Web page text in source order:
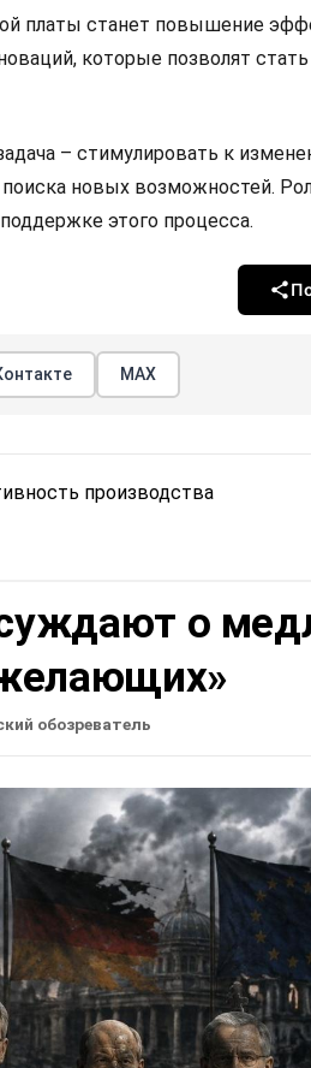
платы станет повышение
которые позволят
– стимулировать к
поиска новых возможностей.
этого процесса.
МАХ
производства
о
обозреватель